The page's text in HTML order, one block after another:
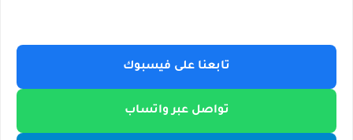
تابعنا على فيسبوك
تواصل عبر واتساب